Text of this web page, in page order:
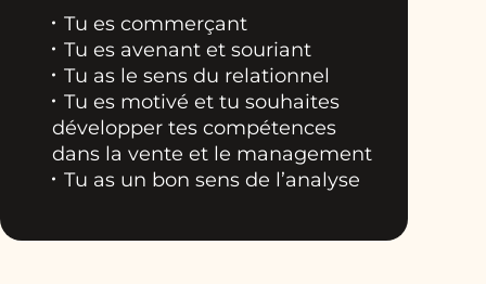
Tu es commerçant
Tu es avenant et souriant
Tu as le sens du relationnel
Tu es motivé et tu souhaites
développer tes compétences
dans la vente et le management
Tu as un bon sens de l’analyse